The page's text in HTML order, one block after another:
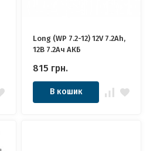
Long (WP 7.2-12) 12V 7.2Ah,
12В 7.2Ач АКБ
815 грн.
В кошик